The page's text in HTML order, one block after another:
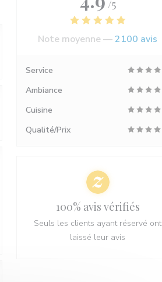
/5
Note moyenne —2100 avis
Service
Ambiance
Cuisine
Qualité/Prix
100% avis vérifiés
Seuls les clients ayant réservé ont
laissé leur avis